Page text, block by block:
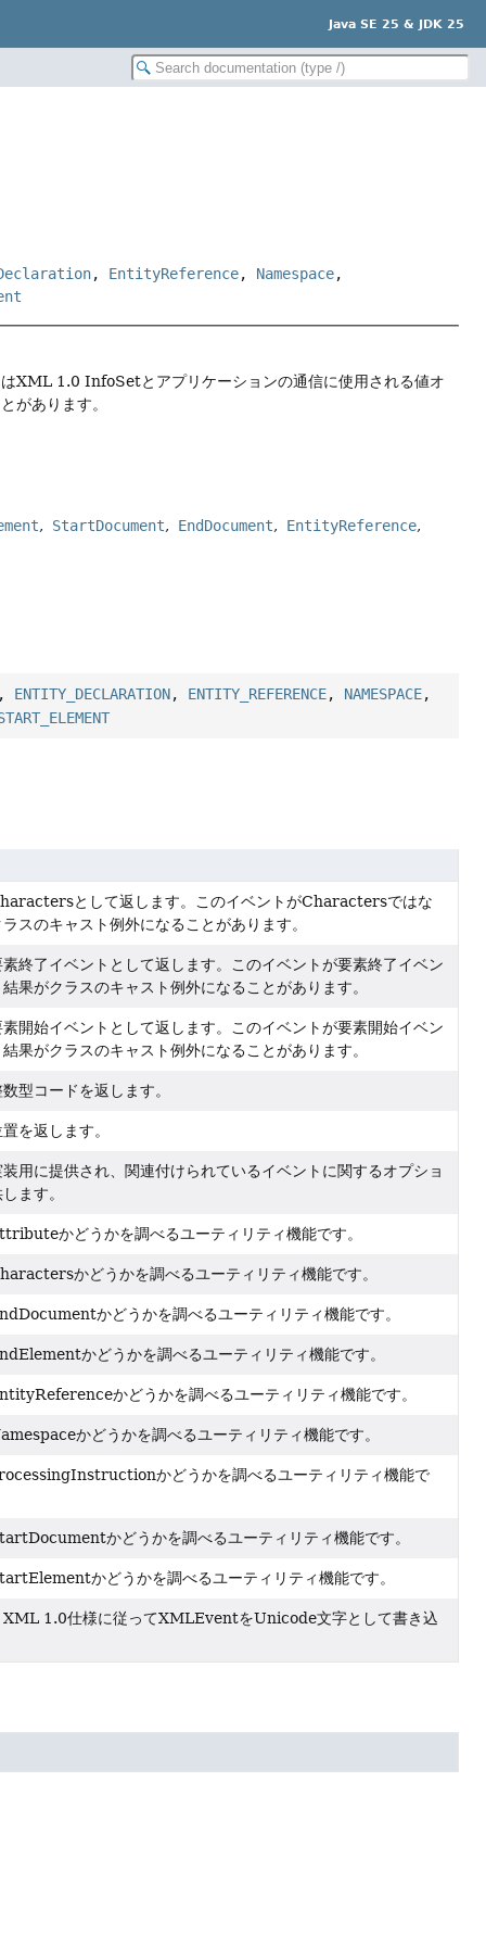
Java SE 25 & JDK 25
, EntityReference, Namespace,
XML 1.0 InfoSetとアプリケーションの通信に使用される値オ
があります。
StartDocument EndDocument EntityReference
ENTITY_DECLARATION, ENTITY_REFERENCE, NAMESPACE,
として返します。このイベントがCharactersではな
スのキャスト例外になることがあります。
終了イベントとして返します。このイベントが要素終了イベン
果がクラスのキャスト例外になることがあります。
開始イベントとして返します。このイベントが要素開始イベン
果がクラスのキャスト例外になることがあります。
型コードを返します。
を返します。
用に提供され、関連付けられているイベントに関するオプショ
ます。
かどうかを調べるユーティリティ機能です。
かどうかを調べるユーティリティ機能です。
かどうかを調べるユーティリティ機能です。
かどうかを調べるユーティリティ機能です。
かどうかを調べるユーティリティ機能です。
かどうかを調べるユーティリティ機能です。
かどうかを調べるユーティリティ機能で
かどうかを調べるユーティリティ機能です。
かどうかを調べるユーティリティ機能です。
XML 1.0仕様に従ってXMLEventをUnicode文字として書き込